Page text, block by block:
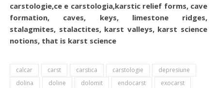
carstologie,ce e carstologia,karstic relief forms, cave
formation, caves, keys, limestone ridges,
stalagmites, stalactites, karst valleys, karst science
notions, that is karst science
calcar carst carstica carstologie
depresiune
dolina
doline dolomit endocarst
exocarst